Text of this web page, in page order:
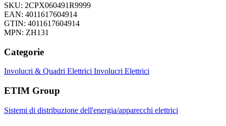
SKU: 2CPX060491R9999
EAN: 4011617604914
GTIN: 4011617604914
MPN: ZH131
Categorie
Involucri & Quadri Elettrici Involucri Elettrici
ETIM Group
Sistemi di distribuzione dell'energia/apparecchi elettrici